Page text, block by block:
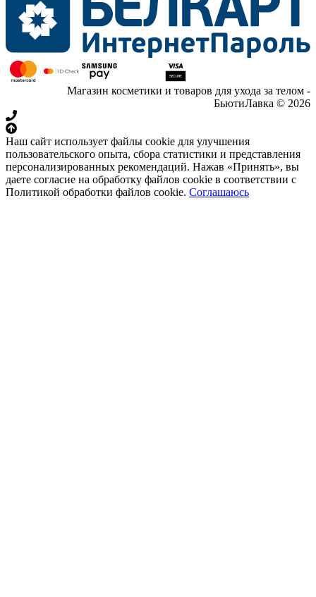
Магазин косметики и товаров для ухода за телом -
БьютиЛавка © 2026
Наш сайт использует файлы cookie для улучшения
пользовательского опыта, сбора статистики и представления
персонализированных рекомендаций. Нажав «Принять», вы
даете согласие на обработку файлов cookie в соответствии с
Политикой обработки файлов cookie. Соглашаюсь